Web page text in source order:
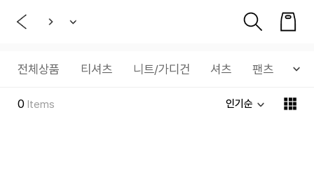
전체상품 티셔츠 니트/가디건 셔츠 팬츠 데
0 Items 인기순